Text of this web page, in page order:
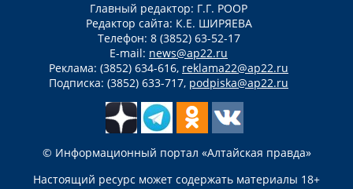
Главный редактор: Г.Г. РООР
Редактор сайта: К.Е. ШИРЯЕВА
Телефон: 8 (3852) 63-52-17
E-mail: news@ap22.ru
Реклама: (3852) 634-616, reklama22@ap22.ru
Подписка: (3852) 633-717, podpiska@ap22.ru
© Информационный портал «Алтайская правда»
Настоящий ресурс может содержать материалы 18+